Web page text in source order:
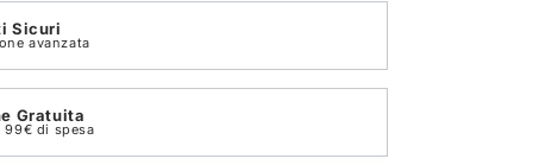
Sicuri
avanzata
Gratuita
di spesa